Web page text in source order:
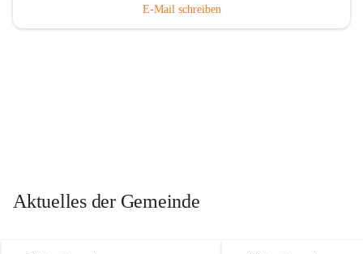
E-Mail schreiben
Aktuelles der Gemeinde